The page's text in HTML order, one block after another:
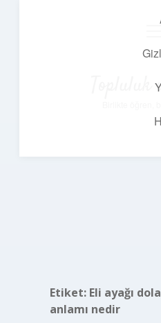
Etiket: Eli ayağı
anlamı nedir